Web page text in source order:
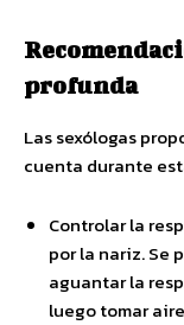
profunda
Las sexólogas
cuenta durante
Controlar la
por la nariz. Se
aguantar la
luego tomar